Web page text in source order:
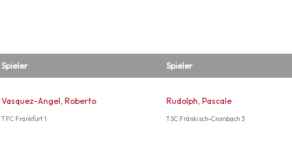
Spieler Spieler
Vasquez-Angel, Roberto
TFC Frankfurt 1
Rudolph, Pascale
TSC Fränkisch-Crumbach 3